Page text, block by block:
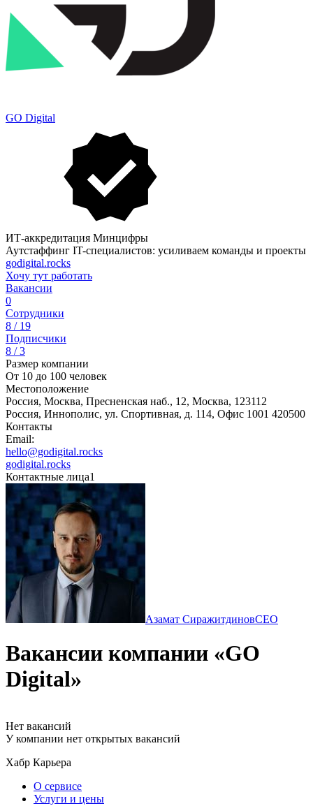
GO Digital
ИТ-аккредитация Минцифры
Аутстаффинг IT-специалистов: усиливаем команды и проекты
godigital.rocks
Хочу тут работать
Вакансии
0
Сотрудники
8 / 19
Подписчики
8 / 3
Размер компании
От 10 до 100 человек
Местоположение
Россия, Москва, Пресненская наб., 12, Москва, 123112
Россия, Иннополис, ул. Спортивная, д. 114, Офис 1001 420500
Контакты
Email:
hello@godigital.rocks
godigital.rocks
Контактные лица1
Азамат СиражитдиновCEO
Вакансии компании «GO
Digital»
Нет вакансий
У компании нет открытых вакансий
Хабр Карьера
О сервисе
Услуги и цены